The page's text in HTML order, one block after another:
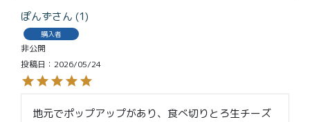
ぽんず 1
購入者
非公開
投稿日
2026/05/24
地元でポップアップがあり、食べ切りとろ生チーズ